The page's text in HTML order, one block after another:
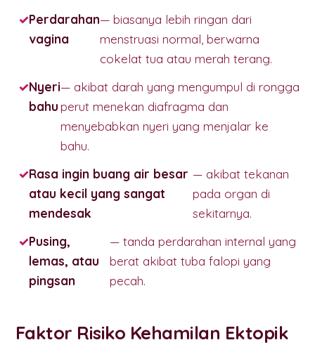
Perdarahan
vagina
— biasanya lebih ringan dari
menstruasi normal, berwarna
cokelat tua atau merah terang.
Nyeri
bahu
— akibat darah yang mengumpul di rongga
perut menekan diafragma dan
menyebabkan nyeri yang menjalar ke
bahu.
Rasa ingin buang air besar
atau kecil yang sangat
mendesak
— akibat tekanan
pada organ di
sekitarnya.
Pusing,
lemas, atau
pingsan
— tanda perdarahan internal yang
berat akibat tuba falopi yang
pecah.
Faktor Risiko Kehamilan Ektopik